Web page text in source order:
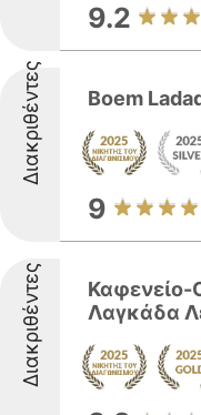
9.2
Διακριθέντες Boem
9
Διακριθέντες
Καφενείο-
Λαγκάδα